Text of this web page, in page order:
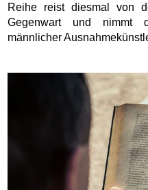
Reihe reist diesmal von
Gegenwart und nimmt
männlicher